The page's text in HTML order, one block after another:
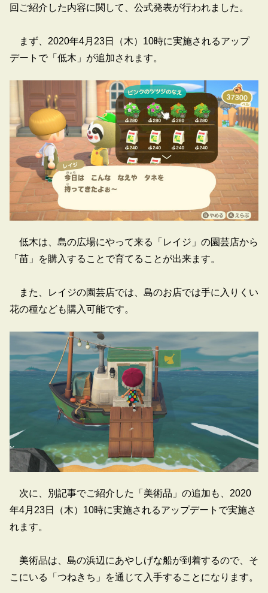
回ご紹介した内容に関して、公式発表が行われました。
まず、2020年4月23日（木）10時に実施されるアップ
デートで「低木」が追加されます。
低木は、島の広場にやって来る「レイジ」の園芸店から
「苗」を購入することで育てることが出来ます。
また、レイジの園芸店では、島のお店では手に入りくい
花の種なども購入可能です。
次に、別記事でご紹介した「美術品」の追加も、2020
年4月23日（木）10時に実施されるアップデートで実施さ
れます。
美術品は、島の浜辺にあやしげな船が到着するので、そ
こにいる「つねきち」を通じて入手することになります。